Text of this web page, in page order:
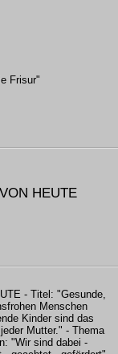
Frisur"
HEUTE
- Titel: "Gesunde,
Menschen
Kinder sind das
Mutter." - Thema
"Wir sind dabei -